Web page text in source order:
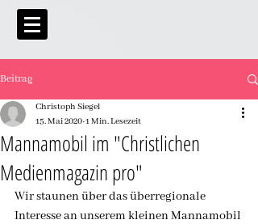
Beitrag
Mannamobil im "Christlichen
Medienmagazin pro"
Christoph Siegel
15. Mai 2020 1 Min. Lesezeit
Wir staunen über das überregionale
Interesse an unserem kleinen Mannamobil